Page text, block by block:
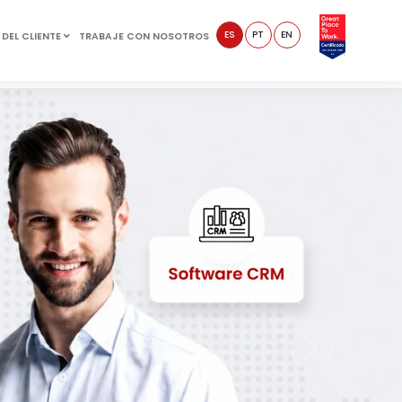
CLIENTE TRABAJE CON NOSOTROS ES PT EN